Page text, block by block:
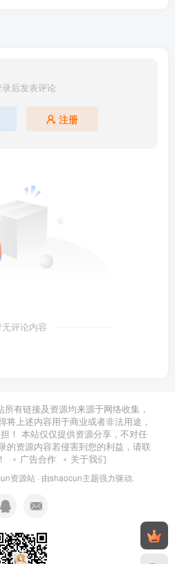
后发表评论
注册
无评论内容
所有链接及资源均来源于网络收集，
将上述内容用于商业或者非法用途，
！ 本站仅仅提供资源分享，不对任
的资源内容若侵害到您的利益，请联
广告合作 关于我们
资源站 · 由shaocun主题强力驱动.